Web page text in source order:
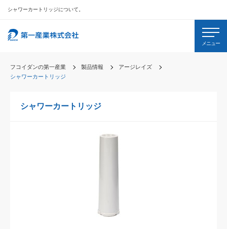
シャワーカートリッジについて。
メニュー
フコイダンの第一産業 製品情報
アージレイズ
シャワーカートリッジ
シャワーカートリッジ